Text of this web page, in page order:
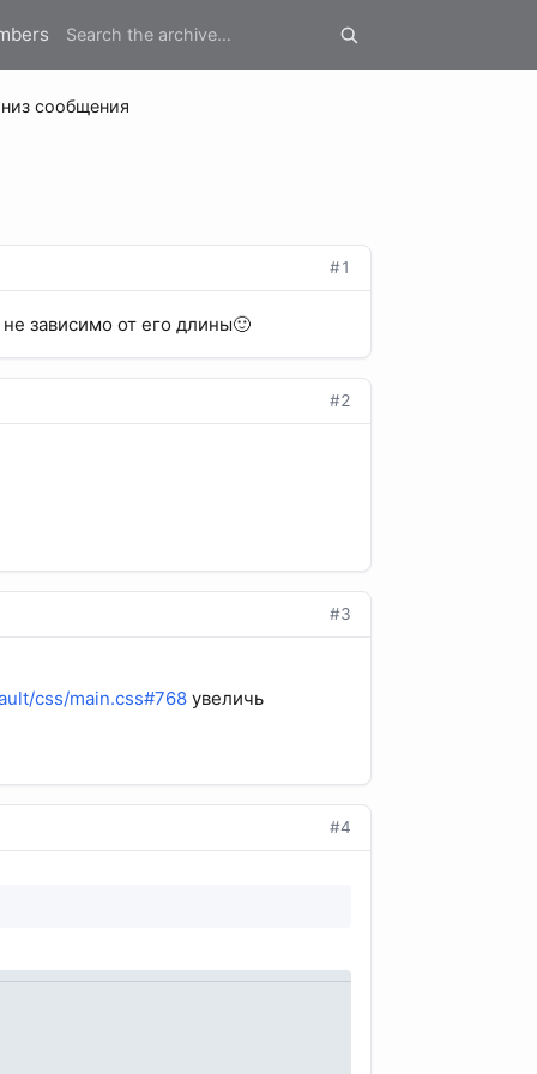
сообщения
#1
зависимо от его длины🙂
#2
#3
css/main.css#768 увеличь
#4